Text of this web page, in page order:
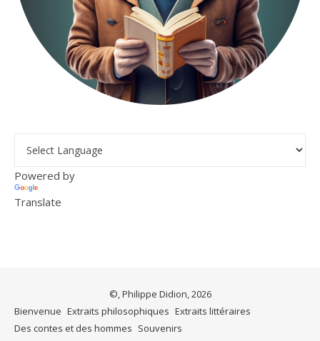
Powered by
Translate
©, Philippe Didion, 2026
Bienvenue Extraits philosophiques Extraits littéraires
Des contes et des hommes Souvenirs